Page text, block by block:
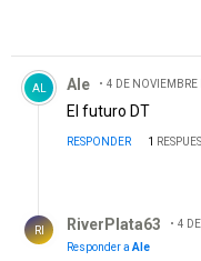
Comentario de Ale.
AL Ale 4 DE NOVIEMBRE
El futuro DT
RESPONDER 1
RI RiverPlata63
4
Responder a Ale